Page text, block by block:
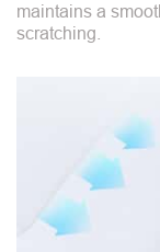
maintains a
scratching.